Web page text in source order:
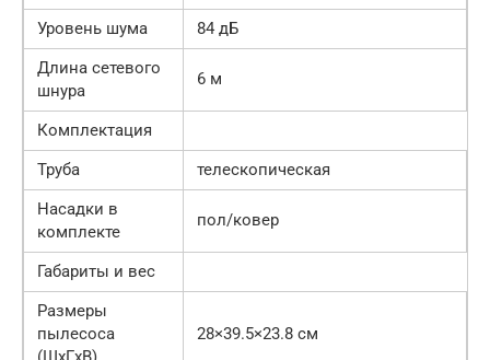
Уровень шума
84 дБ
Длина сетевого
шнура
6 м
Комплектация
Труба
телескопическая
Насадки в
комплекте
пол/ковер
Габариты и вес
Размеры
пылесоса
28×39.5×23.8 cм